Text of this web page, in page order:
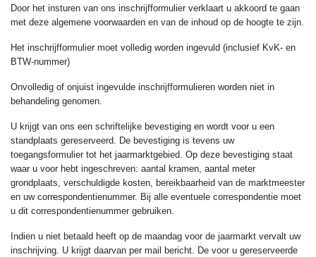
Door het insturen van ons inschrijfformulier verklaart u akkoord te gaan
met deze algemene voorwaarden en van de inhoud op de hoogte te zijn.
Het inschrijfformulier moet volledig worden ingevuld (inclusief KvK- en
BTW-nummer)
Onvolledig of onjuist ingevulde inschrijfformulieren worden niet in
behandeling genomen.
U krijgt van ons een schriftelijke bevestiging en wordt voor u een
standplaats gereserveerd. De bevestiging is tevens uw
toegangsformulier tot het jaarmarktgebied. Op deze bevestiging staat
waar u voor hebt ingeschreven: aantal kramen, aantal meter
grondplaats, verschuldigde kosten, bereikbaarheid van de marktmeester
en uw correspondentienummer. Bij alle eventuele correspondentie moet
u dit correspondentienummer gebruiken.
Indien u niet betaald heeft op de maandag voor de jaarmarkt vervalt uw
inschrijving. U krijgt daarvan per mail bericht. De voor u gereserveerde